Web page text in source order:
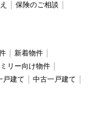
保険のご相談
新着物件
リー向け物件
戸建て
中古一戸建て